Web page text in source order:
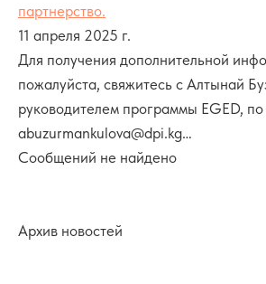
партнерство.
11 апреля 2025 г.
Для получения дополнительной
пожалуйста, свяжитесь с Алтынай
руководителем программы EGED,
abuzurmankulova@dpi.kg…
Сообщений не найдено
Архив новостей